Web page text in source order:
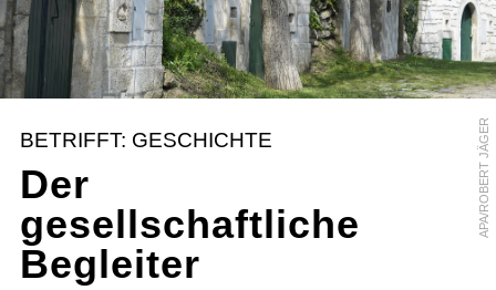
APA/ROBERT JÄGER
BETRIFFT: GESCHICHTE
Der
gesellschaftliche
Begleiter